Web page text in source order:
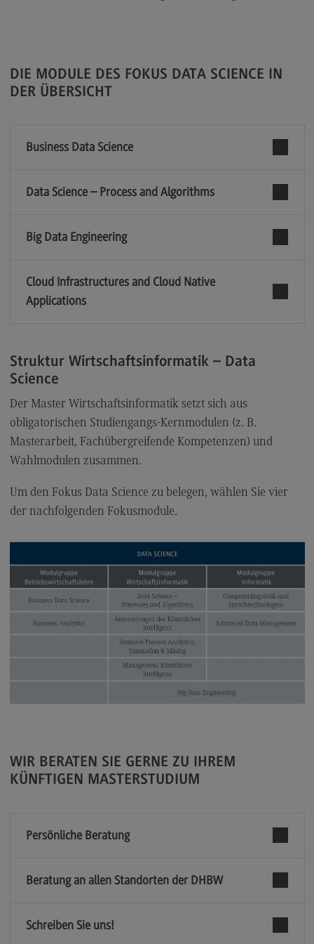
Kontakt
Digital Business Management
Modulangebot
Kontakt
Digitalisierung in der Sozialen Arbeit
Berufsperspektiven
Profil-O-Mat Elektrotechnik und
Informationstechnik
(External link)
Rahmenbedingungen
Modulangebot
Berufsperspektiven
Kontakt
Entrepreneurship
Modulangebot
Berufsperspektiven
Kontakt
Executive Engineering
Berufsperspektiven
Kontakt
Finance
Berufsperspektiven
DIE MODULE DES FOKUS DATA SCIENCE IN
DER ÜBERSICHT
Business Data Science
Data Science – Process and Algorithms
Big Data Engineering
Cloud Infrastructures and Cloud Native
Applications
Struktur Wirtschaftsinformatik – Data
Science
Der Master Wirtschaftsinformatik setzt sich aus
obligatorischen Studiengangs-Kernmodulen (z. B.
Masterarbeit, Fachübergreifende Kompetenzen) und
Wahlmodulen zusammen.
Um den Fokus Data Science zu belegen, wählen Sie vier
der nachfolgenden Fokusmodule.
WIR BERATEN SIE GERNE ZU IHREM
KÜNFTIGEN MASTERSTUDIUM
Persönliche Beratung
Beratung an allen Standorten der DHBW
Schreiben Sie uns!